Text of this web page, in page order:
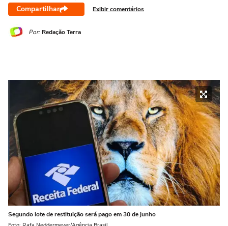
Compartilhar Exibir comentários
Por: Redação Terra
Segundo lote de restituição será pago em 30 de junho